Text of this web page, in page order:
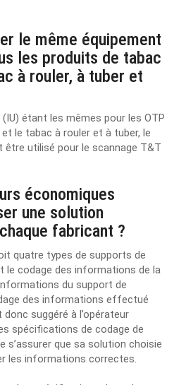
le même équipement
les produits de tabac
à rouler, à tuber et
étant les mêmes pour les OTP
le tabac à rouler et à tuber, le
être utilisé pour le scannage T&T
économiques
une solution
fabricant ?
quatre types de supports de
le codage des informations de la
du support de
des informations effectué
suggéré à l’opérateur
spécifications de codage de
s’assurer que sa solution choisie
les informations correctes.